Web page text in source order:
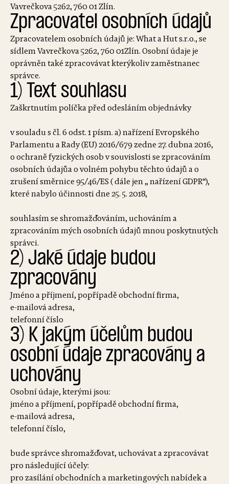
Vavrečkova 5262, 760 01 Zlín.
Zpracovatel osobních údajů
Zpracovatelem osobních údajů je: What a Hut s.r.o., se
sídlem Vavrečkova 5262, 760 01Zlín. Osobní údaje je
oprávněn také zpracovávat kterýkoliv zaměstnanec
správce.
1) Text souhlasu
Zaškrtnutím políčka před odesláním objednávky
v souladu s čl. 6 odst. 1 písm. a) nařízení Evropského
Parlamentu a Rady (EU) 2016/679 zedne 27. dubna 2016,
o ochraně fyzických osob v souvislosti se zpracováním
osobních údajůa o volném pohybu těchto údajů a o
zrušení směrnice 95/46/ES ( dále jen „ nařízení GDPR“),
které nabylo účinnosti dne 25. 5. 2018,
souhlasím se shromažďováním, uchováním a
zpracováním mých osobních údajů mnou poskytnutých
správci.
2) Jaké údaje budou
zpracovány
Jméno a příjmení, popřípadě obchodní firma,
e-mailová adresa,
telefonní číslo
3) K jakým účelům budou
osobní údaje zpracovány a
uchovány
Osobní údaje, kterými jsou:
jméno a příjmení, popřípadě obchodní firma,
e-mailová adresa,
telefonní číslo,
bude správce shromažďovat, uchovávat a zpracovávat
pro následující účely:
pro zasílání obchodních a marketingových nabídek a